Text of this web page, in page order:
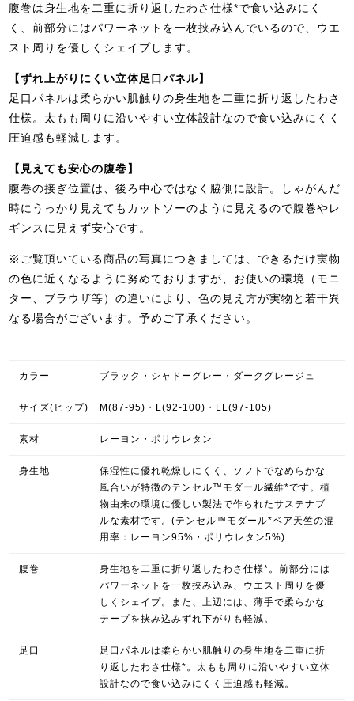
腹巻は身生地を二重に折り返したわさ仕様*で食い込みにく
く、前部分にはパワーネットを一枚挟み込んでいるので、ウエ
スト周りを優しくシェイプします。
【ずれ上がりにくい立体足口パネル】
足口パネルは柔らかい肌触りの身生地を二重に折り返したわさ
仕様。太もも周りに沿いやすい立体設計なので食い込みにくく
圧迫感も軽減します。
【見えても安心の腹巻】
腹巻の接ぎ位置は、後ろ中心ではなく脇側に設計。しゃがんだ
時にうっかり見えてもカットソーのように見えるので腹巻やレ
ギンスに見えず安心です。
※ご覧頂いている商品の写真につきましては、できるだけ実物
の色に近くなるように努めておりますが、お使いの環境（モニ
ター、ブラウザ等）の違いにより、色の見え方が実物と若干異
なる場合がございます。予めご了承ください。
カラー ブラック・シャドーグレー・ダークグレージュ
サイズ(ヒップ) M(87-95)・L(92-100)・LL(97-105)
素材 レーヨン・ポリウレタン
身生地
保湿性に優れ乾燥しにくく、ソフトでなめらかな
風合いが特徴のテンセル™モダール繊維*です。植
物由来の環境に優しい製法で作られたサステナブ
ルな素材です。(テンセル™モダール*ベア天竺の混
用率：レーヨン95%・ポリウレタン5%)
腹巻
身生地を二重に折り返したわさ仕様*。前部分には
パワーネットを一枚挟み込み、ウエスト周りを優
しくシェイプ。また、上辺には、薄手で柔らかな
テープを挟み込みずれ下がりも軽減。
足口
足口パネルは柔らかい肌触りの身生地を二重に折
り返したわさ仕様*。太もも周りに沿いやすい立体
設計なので食い込みにくく圧迫感も軽減。